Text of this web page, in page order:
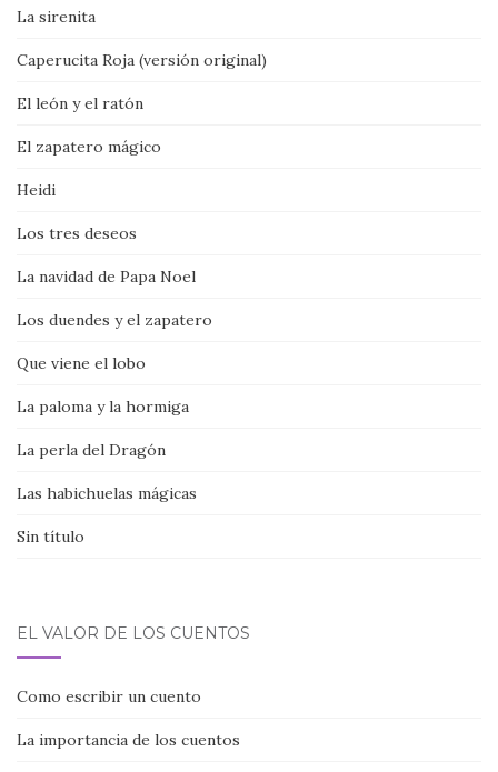
La sirenita
Caperucita Roja (versión original)
El león y el ratón
El zapatero mágico
Heidi
Los tres deseos
La navidad de Papa Noel
Los duendes y el zapatero
Que viene el lobo
La paloma y la hormiga
La perla del Dragón
Las habichuelas mágicas
Sin título
EL VALOR DE LOS CUENTOS
Como escribir un cuento
La importancia de los cuentos